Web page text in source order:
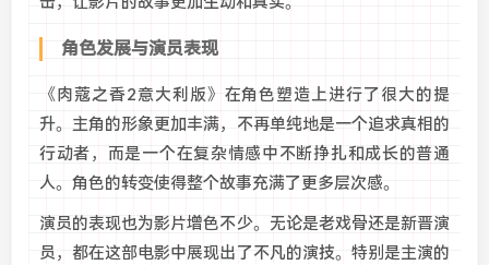
角色发展与演员表现
《肉蔻之香2意大利版》在角色塑造上进行了很大的提
升。主角的形象更加丰满，不再单纯地是一个追求真相的
行动者，而是一个在复杂情感中不断挣扎和成长的普通
人。角色的转变使得整个故事充满了更多层次感。
演员的表现也为影片增色不少。无论是老戏骨还是新晋演
员，都在这部电影中展现出了不凡的演技。特别是主演的